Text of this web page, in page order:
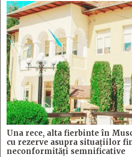
Una rece, alta fierbinte în
cu rezerve asupra situaţiilor
neconformităţi semnificative